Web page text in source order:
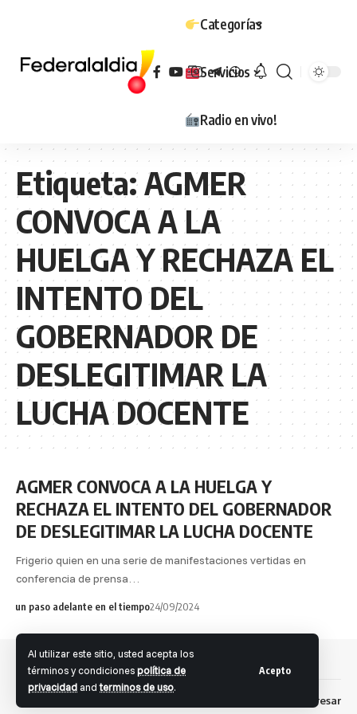
Al utilizar este sitio, usted acepta los
términos y condicionespolítica de
privacidad andterminos de uso.
Acepto
Categorías
Servicios
Radio en vivo!
Etiqueta:AGMER
CONVOCA A LA
HUELGA Y RECHAZA EL
INTENTO DEL
GOBERNADOR DE
DESLEGITIMAR LA
LUCHA DOCENTE
AGMER CONVOCA A LA HUELGA Y
RECHAZA EL INTENTO DEL GOBERNADOR
DE DESLEGITIMAR LA LUCHA DOCENTE
Frigerio quien en una serie de manifestaciones vertidas en
conferencia de prensa…
un paso adelante en el tiempo24/09/2024
Dev: Fernando S. Brandolini Ingresar